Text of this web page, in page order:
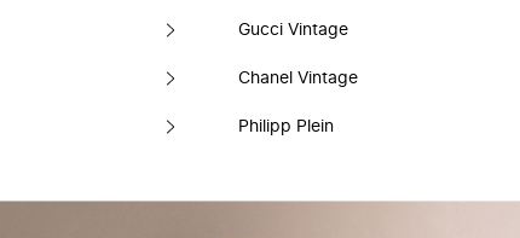
Gucci Vintage
Chanel Vintage
Philipp Plein